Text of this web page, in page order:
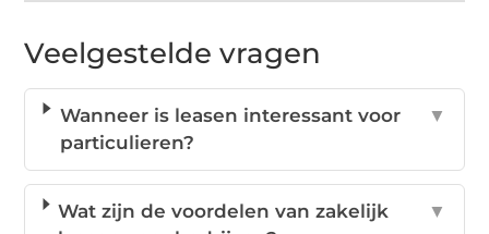
Veelgestelde vragen
Wanneer is leasen interessant voor
particulieren?
▼
Wat zijn de voordelen van zakelijk
▼